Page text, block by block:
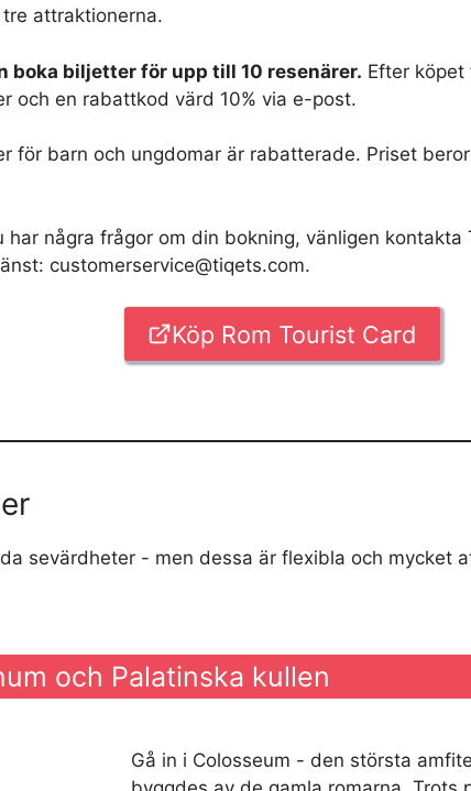
attraktionerna.
boka biljetter för upp till 10 resenärer. Efter köpet
och en rabattkod värd 10% via e-post.
för barn och ungdomar är rabatterade. Priset
har några frågor om din bokning, vänligen kontakta
customerservice@tiqets.com.
Köp Rom Tourist Card
sevärdheter - men dessa är flexibla och mycket
och Palatinska kullen
Gå in i Colosseum - den största